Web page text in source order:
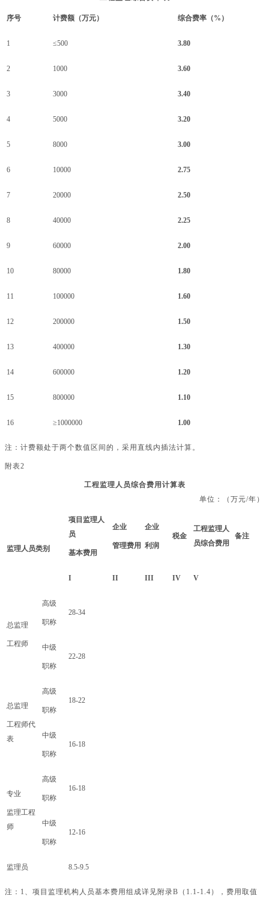
序号 计费额（万元） 综合费率（%）
1 ≤500 3.80
2 1000 3.60
3 3000 3.40
4 5000 3.20
5 8000 3.00
6 10000 2.75
7 20000 2.50
8 40000 2.25
9 60000 2.00
10 80000 1.80
11 100000 1.60
12 200000 1.50
13 400000 1.30
14 600000 1.20
15 800000 1.10
16 ≥1000000 1.00
注：计费额处于两个数值区间的，采用直线内插法计算。
附表2
工程监理人员综合费用计算表
单位：（万元/年）
监理人员类别
项目监理人
员
基本费用
企业
管理费用
企业
利润
税金
工程监理人
员综合费用
备注
I II III IV V
总监理
工程师
高级
职称
28-34
中级
职称
22-28
总监理
工程师代
表
高级
职称
18-22
中级
职称
16-18
专业
监理工程
师
高级
职称
16-18
中级
职称
12-16
监理员 8.5-9.5
注： 1、项目监理机构人员基本费用组成详见附录B（1.1-1.4），费用取值